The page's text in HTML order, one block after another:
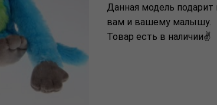
Данная модель
вам и вашему малышу.
Товар есть в наличии✌️